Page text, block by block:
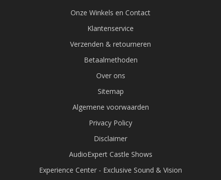
Onze Winkels en Contact
Klantenservice
Verzenden & retourneren
Betaalmethoden
Over ons
Sitemap
Algemene voorwaarden
Privacy Policy
Disclaimer
AudioExpert Castle Shows
Experience Center - Exclusive Sound & Vision